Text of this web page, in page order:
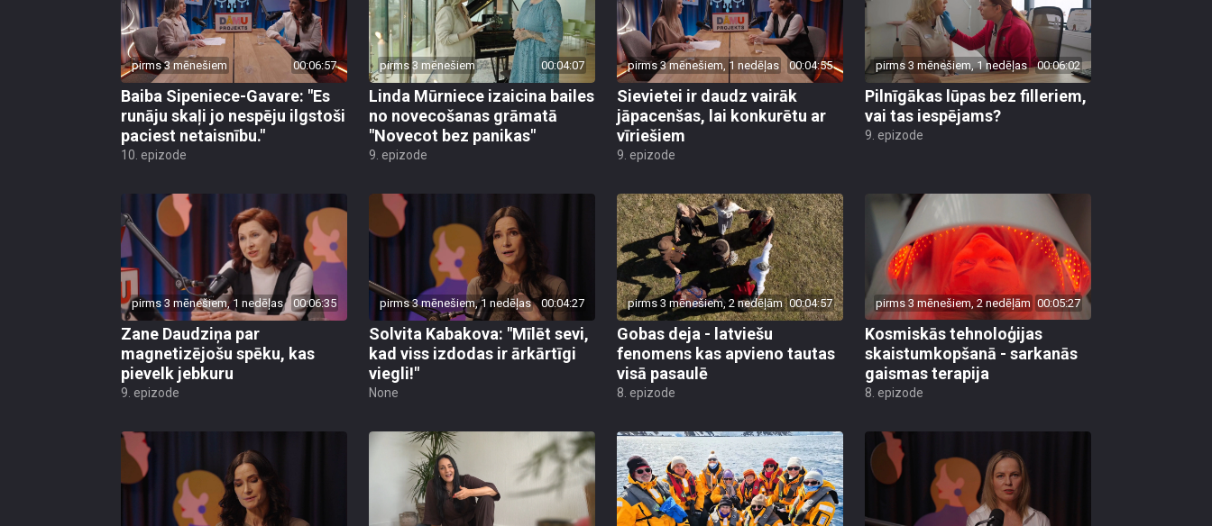
pirms 3 mēnešiem 00:06:57
Baiba Sipeniece-Gavare: "Es
runāju skaļi jo nespēju ilgstoši
paciest netaisnību."
10. epizode
pirms 3 mēnešiem 00:04:07
Linda Mūrniece izaicina bailes
no novecošanas grāmatā
"Novecot bez panikas"
9. epizode
pirms 3 mēnešiem, 1 nedēļas 00:04:55
Sievietei ir daudz vairāk
jāpacenšas, lai konkurētu ar
vīriešiem
9. epizode
pirms 3 mēnešiem, 1 nedēļas 00:06:02
Pilnīgākas lūpas bez filleriem,
vai tas iespējams?
9. epizode
pirms 3 mēnešiem, 1 nedēļas 00:06:35
Zane Daudziņa par
magnetizējošu spēku, kas
pievelk jebkuru
9. epizode
pirms 3 mēnešiem, 1 nedēļas 00:04:27
Solvita Kabakova: "Mīlēt sevi,
kad viss izdodas ir ārkārtīgi
viegli!"
None
pirms 3 mēnešiem, 2 nedēļām 00:04:57
Gobas deja - latviešu
fenomens kas apvieno tautas
visā pasaulē
8. epizode
pirms 3 mēnešiem, 2 nedēļām 00:05:27
Kosmiskās tehnoloģijas
skaistumkopšanā - sarkanās
gaismas terapija
8. epizode